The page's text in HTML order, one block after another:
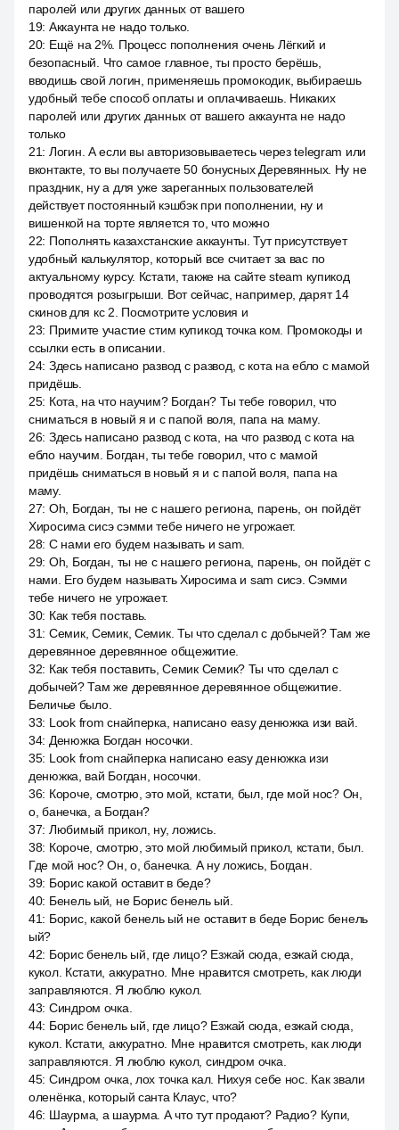
паролей или других данных от вашего
19: Аккаунта не надо только.
20: Ещё на 2%. Процесс пополнения очень Лёгкий и
безопасный. Что самое главное, ты просто берёшь,
вводишь свой логин, применяешь промокодик, выбираешь
удобный тебе способ оплаты и оплачиваешь. Никаких
паролей или других данных от вашего аккаунта не надо
только
21: Логин. А если вы авторизовываетесь через telegram или
вконтакте, то вы получаете 50 бонусных Деревянных. Ну не
праздник, ну а для уже зареганных пользователей
действует постоянный кэшбэк при пополнении, ну и
вишенкой на торте является то, что можно
22: Пополнять казахстанские аккаунты. Тут присутствует
удобный калькулятор, который все считает за вас по
актуальному курсу. Кстати, также на сайте steam купикод
проводятся розыгрыши. Вот сейчас, например, дарят 14
скинов для кс 2. Посмотрите условия и
23: Примите участие стим купикод точка ком. Промокоды и
ссылки есть в описании.
24: Здесь написано развод с развод, с кота на ебло с мамой
придёшь.
25: Кота, на что научим? Богдан? Ты тебе говорил, что
сниматься в новый я и с папой воля, папа на маму.
26: Здесь написано развод с кота, на что развод с кота на
ебло научим. Богдан, ты тебе говорил, что с мамой
придёшь сниматься в новый я и с папой воля, папа на
маму.
27: Oh, Богдан, ты не с нашего региона, парень, он пойдёт
Хиросима сисэ сэмми тебе ничего не угрожает.
28: С нами его будем называть и sam.
29: Oh, Богдан, ты не с нашего региона, парень, он пойдёт с
нами. Его будем называть Хиросима и sam сисэ. Сэмми
тебе ничего не угрожает.
30: Как тебя поставь.
31: Семик, Семик, Семик. Ты что сделал с добычей? Там же
деревянное деревянное общежитие.
32: Как тебя поставить, Семик Семик? Ты что сделал с
добычей? Там же деревянное деревянное общежитие.
Беличье было.
33: Look from снайперка, написано easy денюжка изи вай.
34: Денюжка Богдан носочки.
35: Look from снайперка написано easy денюжка изи
денюжка, вай Богдан, носочки.
36: Короче, смотрю, это мой, кстати, был, где мой нос? Он,
о, банечка, а Богдан?
37: Любимый прикол, ну, ложись.
38: Короче, смотрю, это мой любимый прикол, кстати, был.
Где мой нос? Он, о, банечка. А ну ложись, Богдан.
39: Борис какой оставит в беде?
40: Бенель ый, не Борис бенель ый.
41: Борис, какой бенель ый не оставит в беде Борис бенель
ый?
42: Борис бенель ый, где лицо? Езжай сюда, езжай сюда,
кукол. Кстати, аккуратно. Мне нравится смотреть, как люди
заправляются. Я люблю кукол.
43: Синдром очка.
44: Борис бенель ый, где лицо? Езжай сюда, езжай сюда,
кукол. Кстати, аккуратно. Мне нравится смотреть, как люди
заправляются. Я люблю кукол, синдром очка.
45: Синдром очка, лох точка кал. Нихуя себе нос. Как звали
оленёнка, который санта Клаус, что?
46: Шаурма, а шаурма. А что тут продают? Радио? Купи,